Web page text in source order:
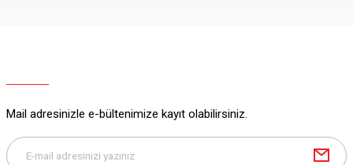
Mail adresinizle e-bültenimize kayıt olabilirsiniz.